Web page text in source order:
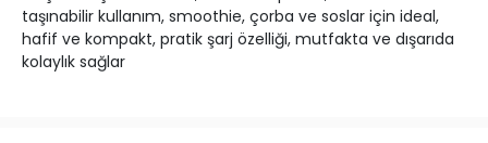
taşınabilir kullanım, smoothie, çorba ve soslar için ideal,
hafif ve kompakt, pratik şarj özelliği, mutfakta ve dışarıda
kolaylık sağlar